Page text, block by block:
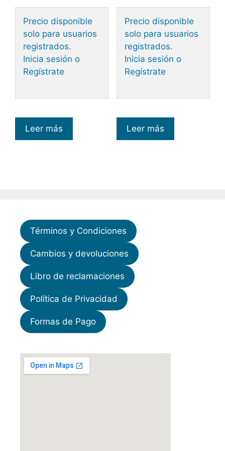
Precio disponible
solo para usuarios
registrados.
Inicia sesión o
Regístrate
Leer más
Precio disponible
solo para usuarios
registrados.
Inicia sesión o
Regístrate
Leer más
Términos y Condiciones
Cambios y devoluciones
Libro de reclamaciones
Política de Privacidad
Formas de Pago